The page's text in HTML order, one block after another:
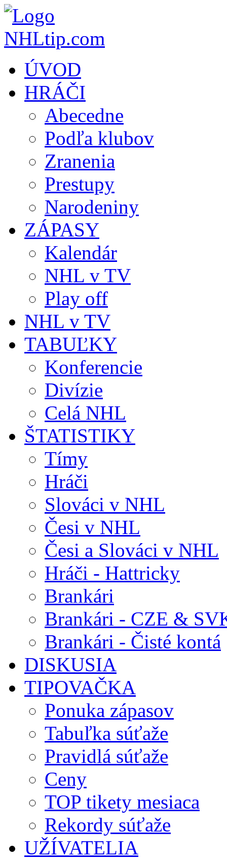
ÚVOD
HRÁČI
Abecedne
Podľa klubov
Zranenia
Prestupy
Narodeniny
ZÁPASY
Kalendár
NHL v TV
Play off
NHL v TV
TABUĽKY
Konferencie
Divízie
Celá NHL
ŠTATISTIKY
Tímy
Hráči
Slováci v NHL
Česi v NHL
Česi a Slováci v NHL
Hráči - Hattricky
Brankári
Brankári - CZE &
Brankári - Čisté kontá
DISKUSIA
TIPOVAČKA
Ponuka zápasov
Tabuľka súťaže
Pravidlá súťaže
Ceny
TOP tikety mesiaca
Rekordy súťaže
UŽÍVATELIA